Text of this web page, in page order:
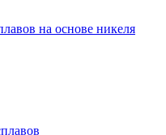
на основе никеля